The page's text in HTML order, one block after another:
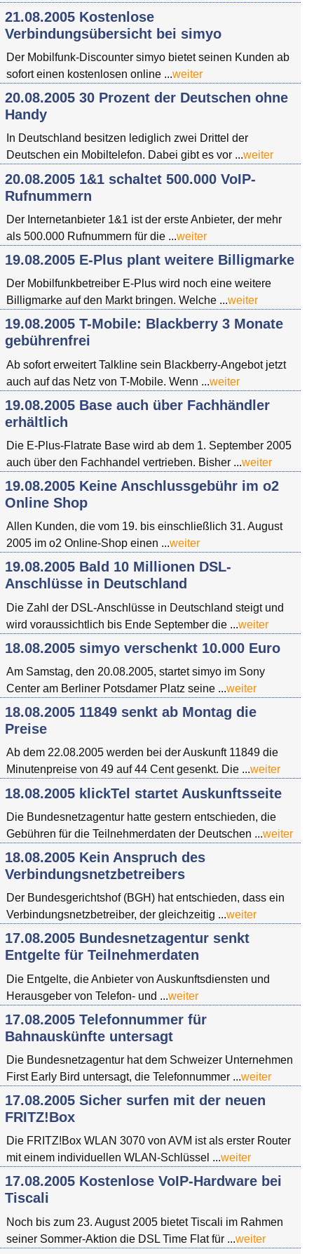
21.08.2005 Kostenlose
Verbindungsübersicht bei simyo
Der Mobilfunk-Discounter simyo bietet seinen Kunden ab
sofort einen kostenlosen online ...weiter
20.08.2005 30 Prozent der Deutschen ohne
Handy
In Deutschland besitzen lediglich zwei Drittel der
Deutschen ein Mobiltelefon. Dabei gibt es vor ...weiter
20.08.2005 1&1 schaltet 500.000 VoIP-
Rufnummern
Der Internetanbieter 1&1 ist der erste Anbieter, der mehr
als 500.000 Rufnummern für die ...weiter
19.08.2005 E-Plus plant weitere Billigmarke
Der Mobilfunkbetreiber E-Plus wird noch eine weitere
Billigmarke auf den Markt bringen. Welche ...weiter
19.08.2005 T-Mobile: Blackberry 3 Monate
gebührenfrei
Ab sofort erweitert Talkline sein Blackberry-Angebot jetzt
auch auf das Netz von T-Mobile. Wenn ...weiter
19.08.2005 Base auch über Fachhändler
erhältlich
Die E-Plus-Flatrate Base wird ab dem 1. September 2005
auch über den Fachhandel vertrieben. Bisher ...weiter
19.08.2005 Keine Anschlussgebühr im o2
Online Shop
Allen Kunden, die vom 19. bis einschließlich 31. August
2005 im o2 Online-Shop einen ...weiter
19.08.2005 Bald 10 Millionen DSL-
Anschlüsse in Deutschland
Die Zahl der DSL-Anschlüsse in Deutschland steigt und
wird voraussichtlich bis Ende September die ...weiter
18.08.2005 simyo verschenkt 10.000 Euro
Am Samstag, den 20.08.2005, startet simyo im Sony
Center am Berliner Potsdamer Platz seine ...weiter
18.08.2005 11849 senkt ab Montag die
Preise
Ab dem 22.08.2005 werden bei der Auskunft 11849 die
Minutenpreise von 49 auf 44 Cent gesenkt. Die ...weiter
18.08.2005 klickTel startet Auskunftsseite
Die Bundesnetzagentur hatte gestern entschieden, die
Gebühren für die Teilnehmerdaten der Deutschen ...weiter
18.08.2005 Kein Anspruch des
Verbindungsnetzbetreibers
Der Bundesgerichtshof (BGH) hat entschieden, dass ein
Verbindungsnetzbetreiber, der gleichzeitig ...weiter
17.08.2005 Bundesnetzagentur senkt
Entgelte für Teilnehmerdaten
Die Entgelte, die Anbieter von Auskunftsdiensten und
Herausgeber von Telefon- und ...weiter
17.08.2005 Telefonnummer für
Bahnauskünfte untersagt
Die Bundesnetzagentur hat dem Schweizer Unternehmen
First Early Bird untersagt, die Telefonnummer ...weiter
17.08.2005 Sicher surfen mit der neuen
FRITZ!Box
Die FRITZ!Box WLAN 3070 von AVM ist als erster Router
mit einem individuellen WLAN-Schlüssel ...weiter
17.08.2005 Kostenlose VoIP-Hardware bei
Tiscali
Noch bis zum 23. August 2005 bietet Tiscali im Rahmen
seiner Sommer-Aktion die DSL Time Flat für ...weiter